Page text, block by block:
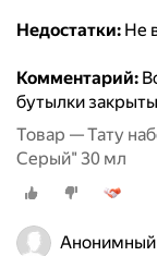
Недостатки: Не
Комментарий:
бутылки закрыты
Товар — Тату
Серый" 30 мл
Анонимный